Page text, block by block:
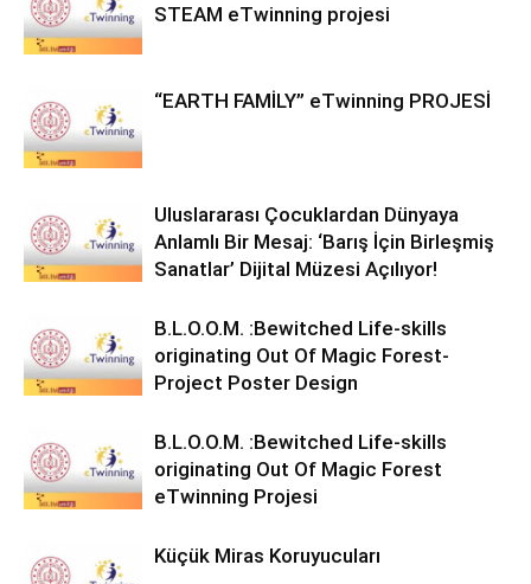
STEAM eTwinning projesi
“EARTH FAMİLY” eTwinning PROJESİ
Uluslararası Çocuklardan Dünyaya
Anlamlı Bir Mesaj: ‘Barış İçin Birleşmiş
Sanatlar’ Dijital Müzesi Açılıyor!
B.L.O.O.M. :Bewitched Life-skills
originating Out Of Magic Forest-
Project Poster Design
B.L.O.O.M. :Bewitched Life-skills
originating Out Of Magic Forest
eTwinning Projesi
Küçük Miras Koruyucuları